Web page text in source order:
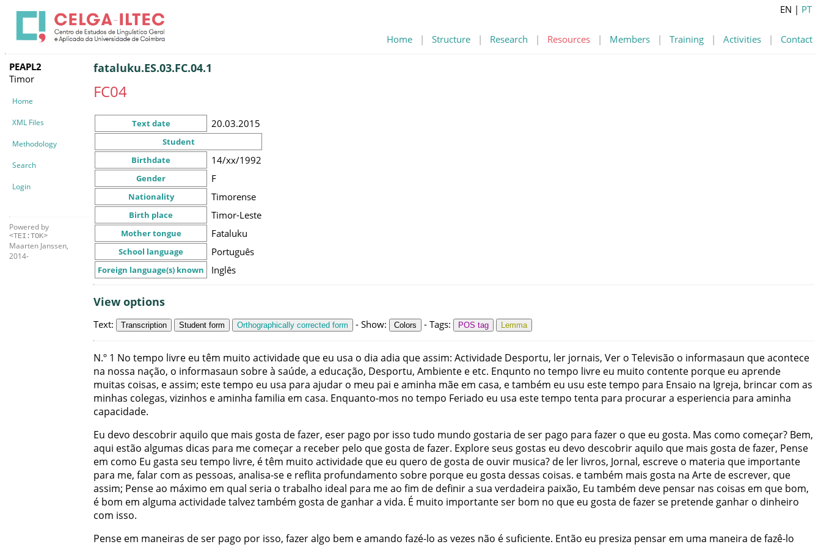
Home | Structure | Research | Resources | Members | Training | Activities | Contact
EN | PT
PEAPL2
Timor
Home
XML Files
Methodology
Search
Login
Powered by
<TEI:TOK>
Maarten Janssen,
2014-
fataluku.ES.03.FC.04.1
FC04
Text date 20.03.2015
Student
Birthdate
14/xx/1992
Gender F
Nationality Timorense
Birth place Timor-Leste
Mother tongue Fataluku
School language Português
Foreign language(s) known Inglês
View options
Text: Transcription Student form Orthographically corrected form - Show: Colors - Tags: POS tag Lemma
N.º 1 No tempo livre eu têm muito actividade que eu usa o dia adia queassim: Actividade Desportu, ler jornais, Ver o Televisão o informasaun queacontece
na nossa nação, o informasaun sobreà saúde, a educação, Desportu, Ambiente e etc. Enqunto no tempo livre eu muito contente porque eu aprende
muitas coisas, eassim; estetempo eu usa para ajudar o meu pai eaminha mãe em casa, etambém eu usu estetempo para Ensaio na Igreja, brincar com as
minhas colegas, vizinhos eaminha familia em casa. Enquanto-mos no tempo Feriado eu usa estetempo tenta para procurara esperiencia para aminha
capacidade.
Eu devo descobriraquilo que mais gosta defazer, eser pago por isso tudo mundo gostaria deser pago para fazer o que eu gosta. Mas como começar? Bem,
aqui estão algumas dicas para me começara receber pelo que gosta defazer. Exploreseus gostas eu devo descobriraquilo que mais gosta defazer, Pense
em como Eu gasta seu tempo livre, étêm muito actividade que eu quero de gosta de ouvir musica? de ler livros, Jornal, escreve o materia que importante
para me, falar com as pessoas, analisa-se e reflita profundamento sobre porque eu gosta dessas coisas. etambém mais gosta na Arte de escrever, que
assim; Penseao máximo em qual seria o trabalho ideal para meao fim de definira sua verdadeira paixão, Eu também deve pensar nas coisas em que bom,
é bom em alguma actividadetalveztambém gosta de ganhara vida. É muito importanteser bom no que eu gosta defazerse pretende ganhar o dinheiro
com isso.
Pense em maneiras deser pago por isso, fazeralgo bem eamando fazé-lo as vezes não ésuficiente. Então eu presiza pensar em uma maneira defazê-lo